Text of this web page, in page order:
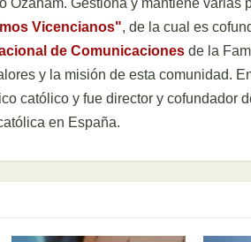
Ozanam. Gestiona y mantiene varias
Vicencianos", de la cual es
de Comunicaciones de la
y la misión de esta comunidad.
católico y fue director y cofundador
en España.